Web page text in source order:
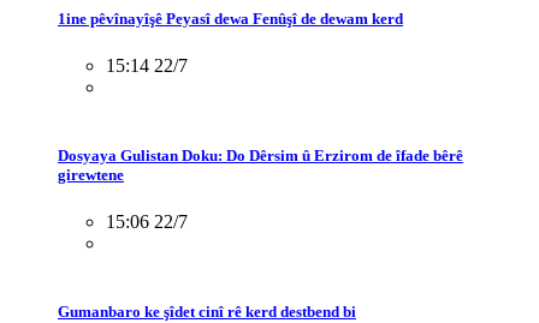
1ine pêvînayîşê Peyasî dewa Fenûşî de dewam kerd
15:14 22/7
Dosyaya Gulistan Doku: Do Dêrsim û Erzirom de îfade bêrê
girewtene
15:06 22/7
Gumanbaro ke şîdet cinî rê kerd destbend bi